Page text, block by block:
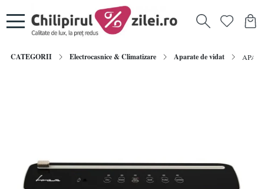
CATEGORII Electrocasnice & Climatizare Aparate de vidat